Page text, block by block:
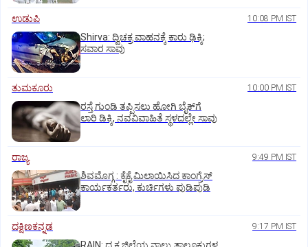
ಉಡುಪಿ 10:08 PM IST
Shirva: ದ್ವಿಚಕ್ರ ವಾಹನಕ್ಕೆ ಕಾರು ಢಿಕ್ಕಿ;
ಸವಾರ ಸಾವು
ತುಮಕೂರು 10:00 PM IST
ರಸ್ತೆ ಗುಂಡಿ ತಪ್ಪಿಸಲು ಹೋಗಿ ಬೈಕ್‌ಗೆ
ಲಾರಿ ಡಿಕ್ಕಿ, ನವವಿವಾಹಿತೆ ಸ್ಥಳದಲ್ಲೇ ಸಾವು
ರಾಜ್ಯ 9:49 PM IST
ಶಿವಮೊಗ್ಗ : ಕೈಕೈ ಮಿಲಾಯಿಸಿದ ಕಾಂಗ್ರೆಸ್
ಕಾರ್ಯಕರ್ತರು, ಕುರ್ಚಿಗಳು ಪುಡಿಪುಡಿ
ದಕ್ಷಿಣಕನ್ನಡ 9:17 PM IST